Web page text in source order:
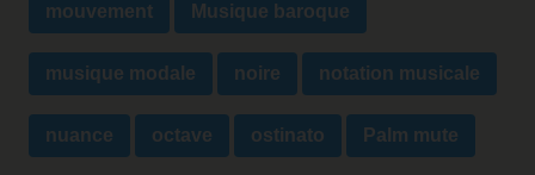
mouvement Musique baroque
musique modale noire notation musicale
nuance octave ostinato Palm mute